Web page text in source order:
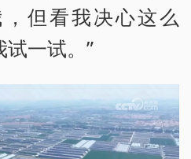
但看我决心这么
一试。”